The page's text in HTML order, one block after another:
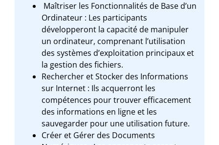
Maîtriser les Fonctionnalités de Base d’un
Ordinateur : Les participants
développeront la capacité de manipuler
un ordinateur, comprenant l’utilisation
des systèmes d’exploitation principaux et
la gestion des fichiers.
Rechercher et Stocker des Informations
sur Internet : Ils acquerront les
compétences pour trouver efficacement
des informations en ligne et les
sauvegarder pour une utilisation future.
Créer et Gérer des Documents